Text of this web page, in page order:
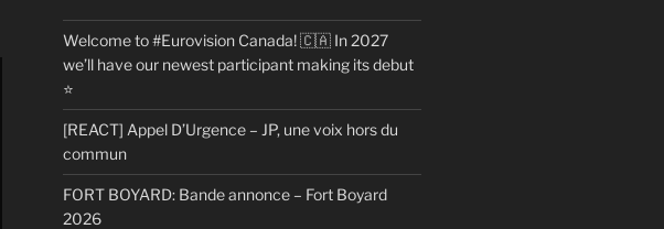
Welcome to #Eurovision Canada! 🇨🇦 In 2027
we’ll have our newest participant making its debut
⭐
[REACT] Appel D’Urgence – JP, une voix hors du
commun
FORT BOYARD: Bande annonce – Fort Boyard
2026